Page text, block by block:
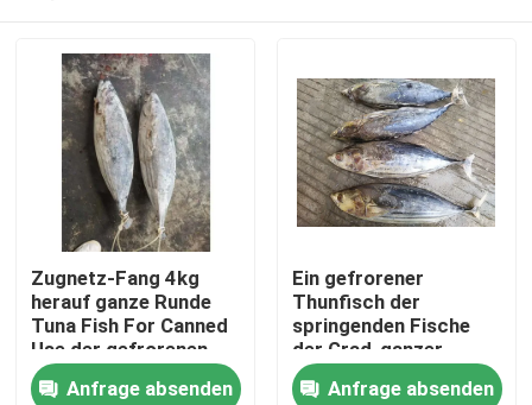
Zu Hause
Produkte
Zugnetz-Fang 4kg
herauf ganze Runde
Tuna Fish For Canned
Use der gefrorenen
springenden Fische
Anfrage absenden
Ein gefrorener
Thunfisch der
springenden Fische
der Grad-ganzer
Runden-3.4kg IQF
Anfrage absenden